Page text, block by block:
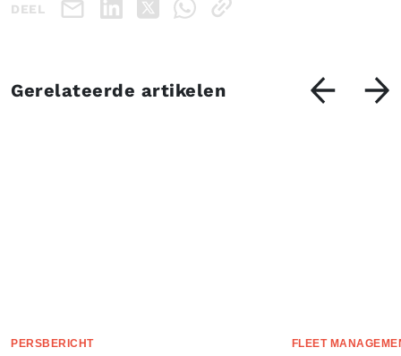
DEEL
Gerelateerde artikelen
PERSBERICHT FLEET